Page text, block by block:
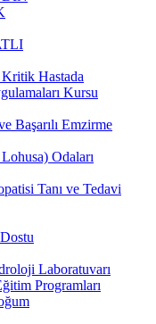
Hastada
Kursu
Başarılı Emzirme
Odaları
Tanı ve Tedavi
Laboratuvarı
Programları